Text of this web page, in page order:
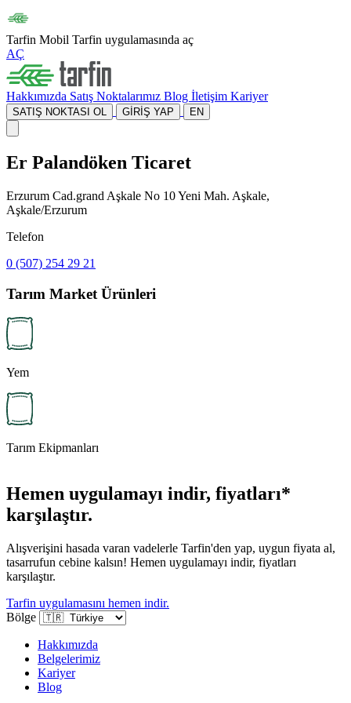
Tarfin Mobil Tarfin uygulamasında aç
AÇ
Hakkımızda Satış Noktalarımız Blog İletişim Kariyer
SATIŞ NOKTASI OL GİRİŞ YAP EN
Er Palandöken Ticaret
Erzurum Cad.grand Aşkale No 10 Yeni Mah. Aşkale,
Aşkale/Erzurum
Telefon
0 (507) 254 29 21
Tarım Market Ürünleri
Yem
Tarım Ekipmanları
Hemen uygulamayı indir, fiyatları*
karşılaştır.
Alışverişini hasada varan vadelerle Tarfin'den yap, uygun fiyata al,
tasarrufun cebine kalsın! Hemen uygulamayı indir, fiyatları
karşılaştır.
Tarfin uygulamasını hemen indir.
Bölge
Hakkımızda
Belgelerimiz
Kariyer
Blog